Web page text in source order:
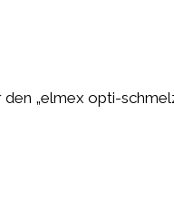
„elmex opti-